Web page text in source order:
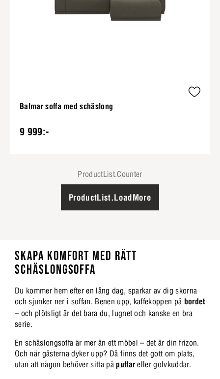
Balmar soffa med schäslong
9 999:-
ProductList.Counter
ProductList.LoadMore
SKAPA KOMFORT MED RÄTT
SCHÄSLONGSOFFA
Du kommer hem efter en lång dag, sparkar av dig skorna
och sjunker ner i soffan. Benen upp, kaffekoppen på bordet
– och plötsligt är det bara du, lugnet och kanske en bra
serie.
En schäslongsoffa är mer än ett möbel – det är din frizon.
Och när gästerna dyker upp? Då finns det gott om plats,
utan att någon behöver sitta på puffareller golvkuddar.